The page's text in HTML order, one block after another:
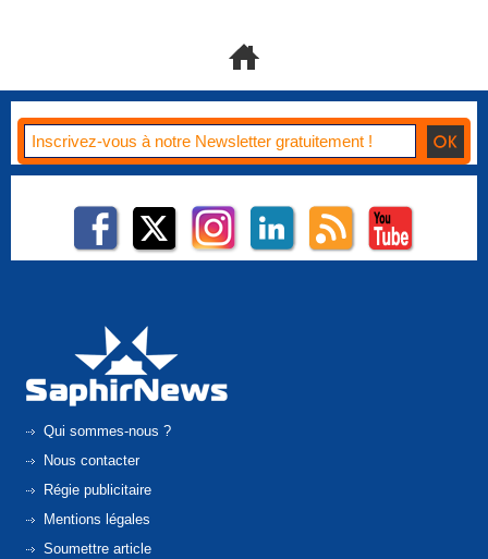
Qui sommes-nous ?
Nous contacter
Régie publicitaire
Mentions légales
Soumettre article